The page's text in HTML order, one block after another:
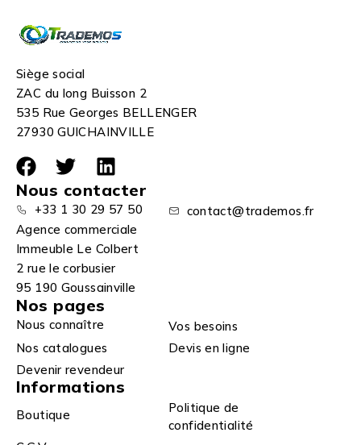
Siège social
ZAC du long Buisson 2
535 Rue Georges BELLENGER
27930 GUICHAINVILLE
Nous contacter
+33 1 30 29 57 50
contact@trademos.fr
Agence commerciale
Immeuble Le Colbert
2 rue le corbusier
95 190 Goussainville
Nos pages
Nous connaître
Vos besoins
Nos catalogues
Devis en ligne
Devenir revendeur
Informations
Boutique
Politique de
confidentialité